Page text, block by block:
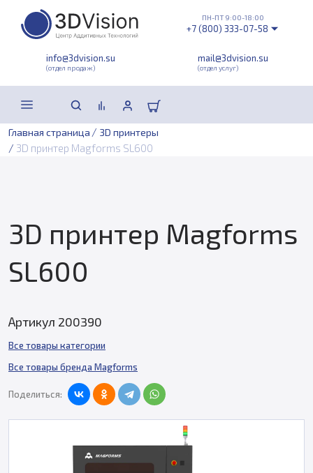
info@3dvision.su
(отдел продаж)
mail@3dvision.su
(отдел услуг)
ПН-ПТ 9:00-18:00
+7 (800) 333-07-58
Главная страница / 3D принтеры
/ 3D принтер Magforms SL600
3D принтер Magforms
SL600
Артикул 200390
Все товары категории
Все товары бренда Magforms
Поделиться: